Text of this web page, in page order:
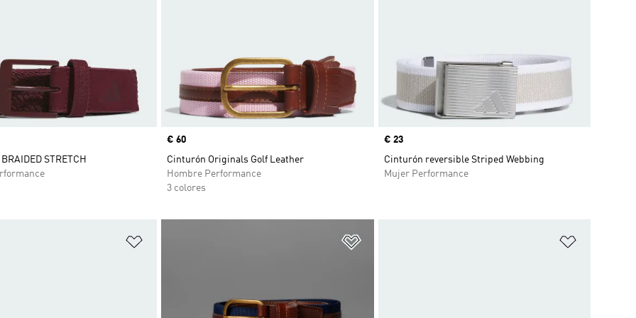
STRETCH
Precio
€ 60
Cinturón Originals Golf Leather
Hombre Performance
3 colores
Precio
€ 23
Cinturón reversible Striped Webbing
Mujer Performance